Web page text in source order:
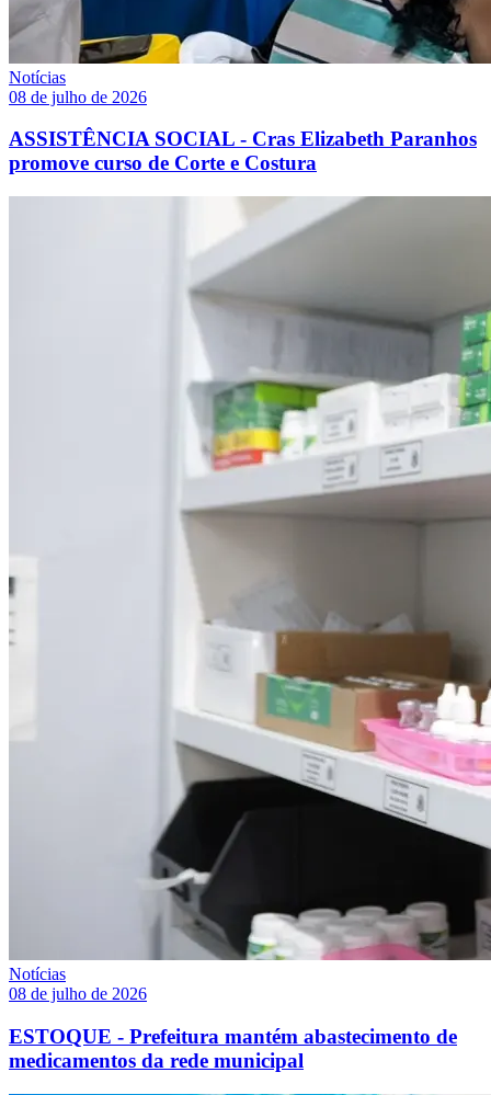
Notícias
08 de julho de 2026
ASSISTÊNCIA SOCIAL - Cras Elizabeth Paranhos
promove curso de Corte e Costura
Notícias
08 de julho de 2026
ESTOQUE - Prefeitura mantém abastecimento de
medicamentos da rede municipal